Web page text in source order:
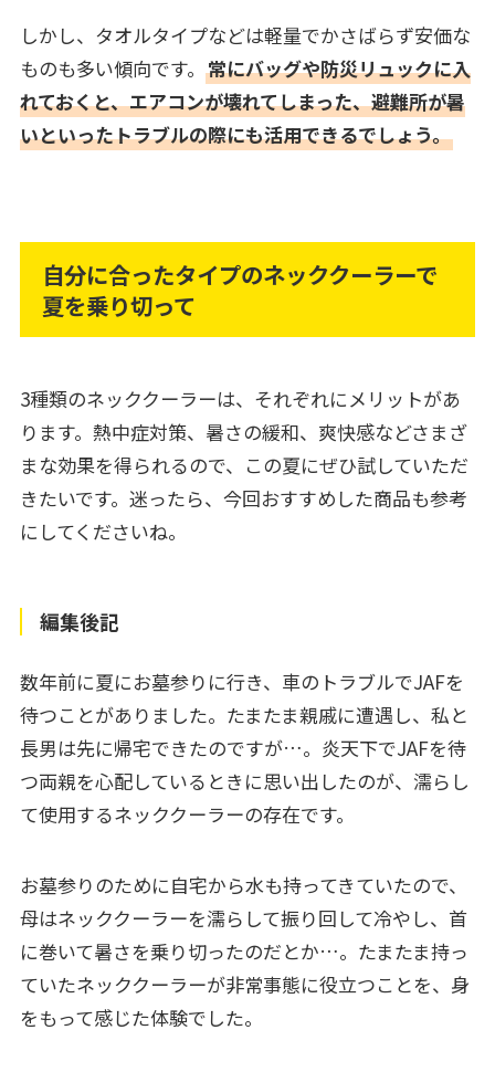
しかし、タオルタイプなどは軽量でかさばらず安価な
ものも多い傾向です。 常にバッグや防災リュックに入
れておくと、エアコンが壊れてしまった、避難所が暑
いといったトラブルの際にも活用できるでしょう。
自分に合ったタイプのネッククーラーで
夏を乗り切って
3種類のネッククーラーは、それぞれにメリットがあ
ります。熱中症対策、暑さの緩和、爽快感などさまざ
まな効果を得られるので、この夏にぜひ試していただ
きたいです。迷ったら、今回おすすめした商品も参考
にしてくださいね。
編集後記
数年前に夏にお墓参りに行き、車のトラブルでJAFを
待つことがありました。たまたま親戚に遭遇し、私と
長男は先に帰宅できたのですが…。炎天下でJAFを待
つ両親を心配しているときに思い出したのが、濡らし
て使用するネッククーラーの存在です。
お墓参りのために自宅から水も持ってきていたので、
母はネッククーラーを濡らして振り回して冷やし、首
に巻いて暑さを乗り切ったのだとか…。たまたま持っ
ていたネッククーラーが非常事態に役立つことを、身
をもって感じた体験でした。